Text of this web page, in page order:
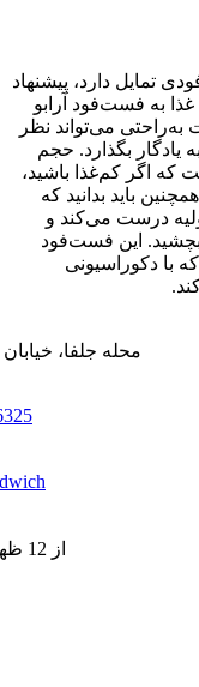
تمایل دارد، پیشنهاد
به فست‌فود آرابو
به‌راحتی می‌تواند نظر
بگذارد. حجم
که اگر کم‌غذا باشید،
باید بدانید که
درست می‌کند و
این فست‌فود
با دکوراسیونی
محله جلفا،
از 12 ظهر تا 11.5 شب